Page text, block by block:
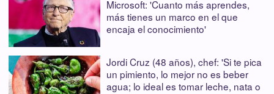
Microsoft: 'Cuanto más aprendes,
más tienes un marco en el que
encaja el conocimiento'
Jordi Cruz (48 años), chef: 'Si te pica
un pimiento, lo mejor no es beber
agua; lo ideal es tomar leche, nata o